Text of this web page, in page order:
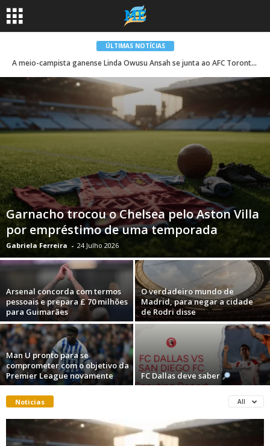
ÚLTIMAS NOTÍCIAS
A meio-campista ganense Linda Owusu Ansah se junta ao AFC Toronto Ampem Darkoa Ladies • Sahara Football
Garnacho trocou o Chelsea pelo Aston Villa
por empréstimo de uma temporada
Gabriela Ferreira - 24 Julho 2026
Arsenal concorda com termos
pessoais e prepara £ 70 milhões
para Guimarães
O verdadeiro mundo de
Madrid, para negar a cidade
de Rodri disse
Man U pronto para se
comprometer com o objetivo da
Premier League novamente
FC Dallas deve saber
Noticias All